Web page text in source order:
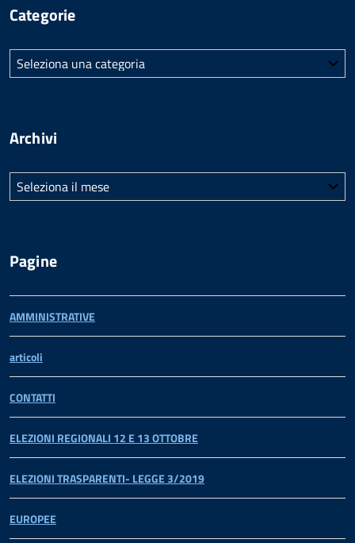
Categorie
Categorie
Archivi
Archivi
Pagine
AMMINISTRATIVE
articoli
CONTATTI
ELEZIONI REGIONALI 12 E 13 OTTOBRE
ELEZIONI TRASPARENTI- LEGGE 3/2019
EUROPEE